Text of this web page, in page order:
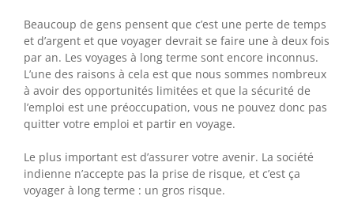
Beaucoup de gens pensent que c’est une perte de temps
et d’argent et que voyager devrait se faire une à deux fois
par an. Les voyages à long terme sont encore inconnus.
L’une des raisons à cela est que nous sommes nombreux
à avoir des opportunités limitées et que la sécurité de
l’emploi est une préoccupation, vous ne pouvez donc pas
quitter votre emploi et partir en voyage.
Le plus important est d’assurer votre avenir. La société
indienne n’accepte pas la prise de risque, et c’est ça
voyager à long terme : un gros risque.